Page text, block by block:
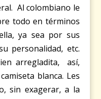
Al colombiano le
todo en términos
ya sea por sus
personalidad, etc.
arregladita, así,
blanca. Les
sin exagerar, a la